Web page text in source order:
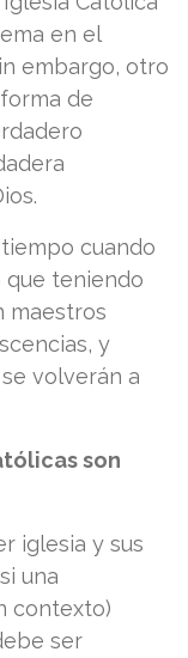
en el
embargo, otro
de
cuando
que teniendo
maestros
y
volverán a
son
iglesia y sus
una
contexto)
ser